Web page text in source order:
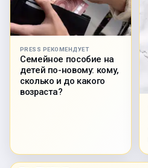
PRESS РЕКОМЕНДУЕТ
Семейное пособие на
детей по-новому: кому,
сколько и до какого
возраста?